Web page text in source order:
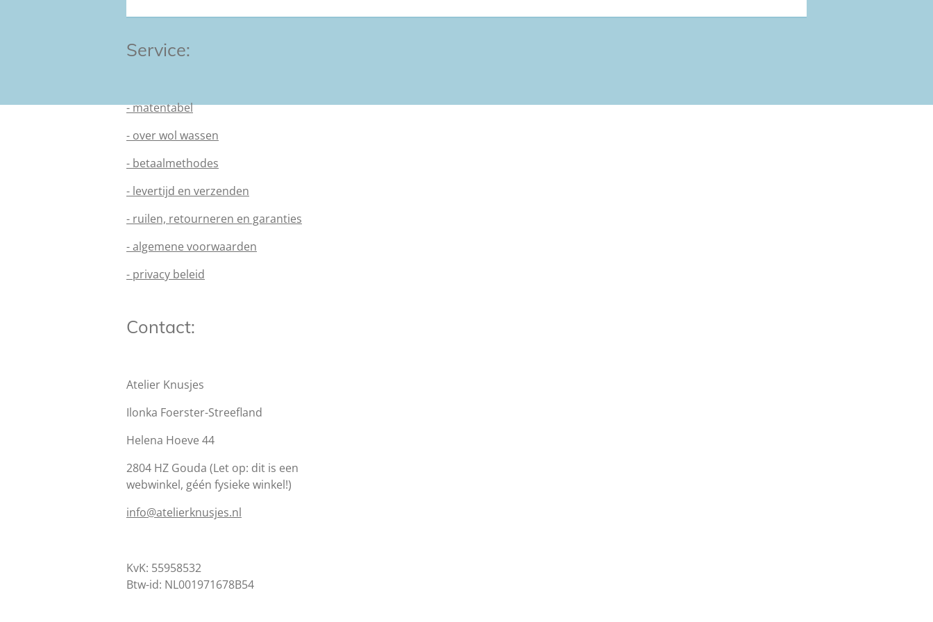
Service:
- matentabel
- over wol wassen
- betaalmethodes
- levertijd en verzenden
- ruilen, retourneren en garanties
- algemene voorwaarden
- privacy beleid
Contact:
Atelier Knusjes
Ilonka Foerster-Streefland
Helena Hoeve 44
2804 HZ Gouda (Let op: dit is een
webwinkel, géén fysieke winkel!)
info@atelierknusjes.nl
KvK: 55958532
Btw-id: NL001971678B54